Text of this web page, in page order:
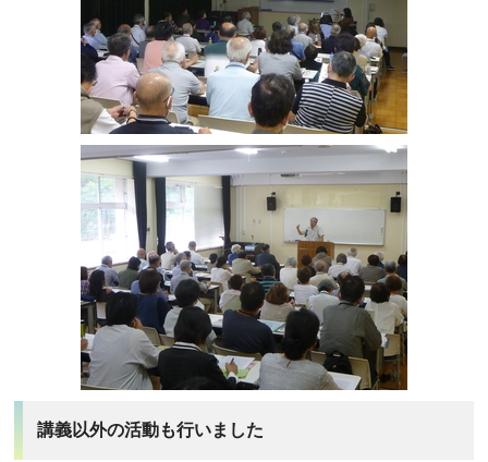
講義以外の活動も行いました